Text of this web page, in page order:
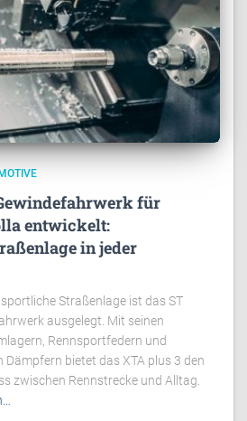
für
entwickelt:
in jeder
Straßenlage ist das ST
ausgelegt. Mit seinen
Rennsportfedern und
Dämpfern bietet das XTA plus 3 den
zwischen Rennstrecke und Alltag.